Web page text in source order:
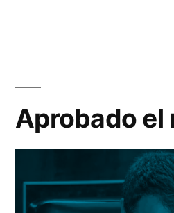
Aprobado el